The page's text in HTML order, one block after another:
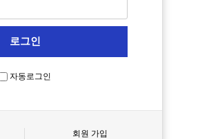
자동로그인
회원 가입